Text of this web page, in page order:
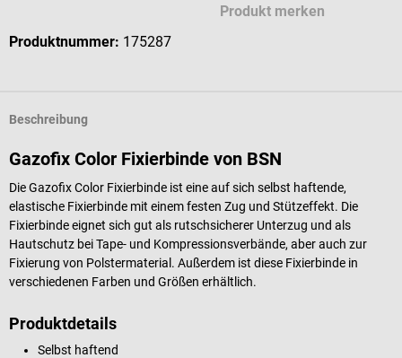
Produkt merken
Produktnummer: 175287
Beschreibung
Gazofix Color Fixierbinde von BSN
Die Gazofix Color Fixierbinde ist eine auf sich selbst haftende,
elastische Fixierbinde mit einem festen Zug und Stützeffekt. Die
Fixierbinde eignet sich gut als rutschsicherer Unterzug und als
Hautschutz bei Tape- und Kompressionsverbände, aber auch zur
Fixierung von Polstermaterial. Außerdem ist diese Fixierbinde in
verschiedenen Farben und Größen erhältlich.
Produktdetails
Selbst haftend